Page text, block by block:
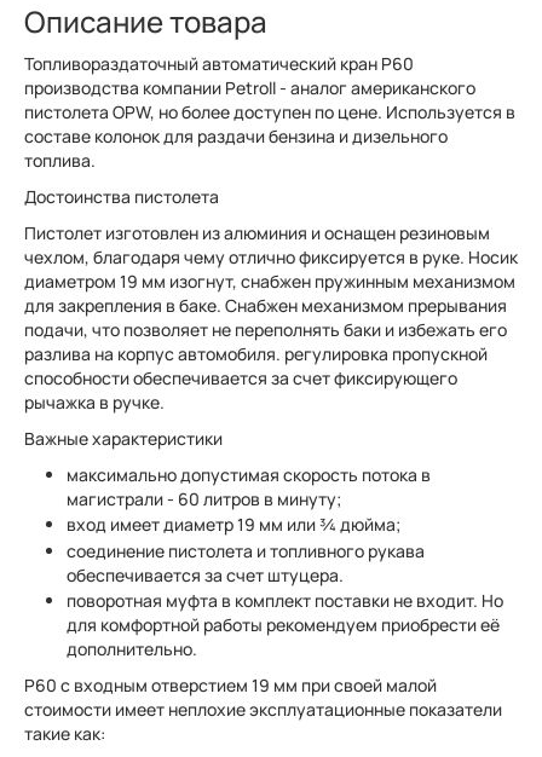
Описание товара
Топливораздаточный автоматический кран P60
производства компании Petroll - аналог американского
пистолета OPW, но более доступен по цене. Используется в
составе колонок для раздачи бензина и дизельного
топлива.
Достоинства пистолета
Пистолет изготовлен из алюминия и оснащен резиновым
чехлом, благодаря чему отлично фиксируется в руке. Носик
диаметром 19 мм изогнут, снабжен пружинным механизмом
для закрепления в баке. Снабжен механизмом прерывания
подачи, что позволяет не переполнять баки и избежать его
разлива на корпус автомобиля. регулировка пропускной
способности обеспечивается за счет фиксирующего
рычажка в ручке.
Важные характеристики
максимально допустимая скорость потока в
магистрали - 60 литров в минуту;
вход имеет диаметр 19 мм или ¾ дюйма;
соединение пистолета и топливного рукава
обеспечивается за счет штуцера.
поворотная муфта в комплект поставки не входит. Но
для комфортной работы рекомендуем приобрести её
дополнительно.
Р60 с входным отверстием 19 мм при своей малой
стоимости имеет неплохие эксплуатационные показатели
такие как: